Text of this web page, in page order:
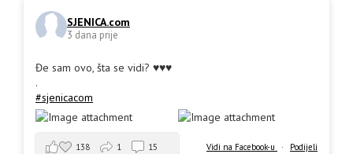
SJENICA.com
3 dana prije
Đe sam ovo, šta se vidi? ♥️♥️♥️
.
#sjenicacom
Vidi na Facebook-u · Podijeli
138 1 15